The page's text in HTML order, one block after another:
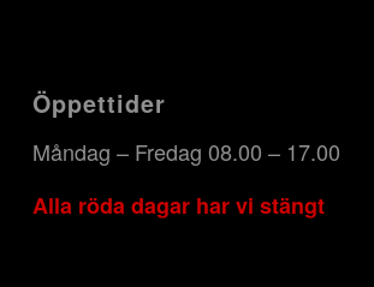
Öppettider
Måndag – Fredag 08.00 – 17.00
Alla röda dagar har vi stängt